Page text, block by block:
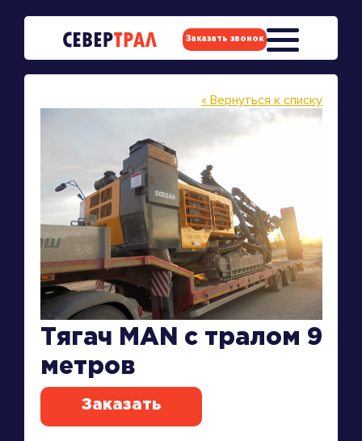
Заказать звонок
« Вернуться к списку
Тягач MAN с тралом 9
метров
Заказать